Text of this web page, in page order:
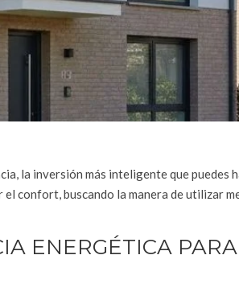
la inversión más inteligente que puedes
confort, buscando la manera de utilizar
ENERGÉTICA PARA